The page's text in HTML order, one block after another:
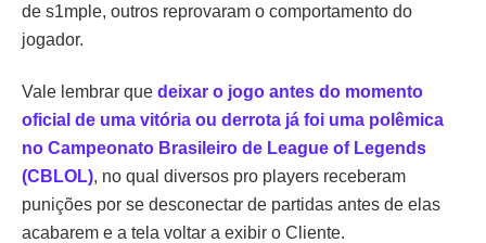
de s1mple, outros reprovaram o comportamento do
jogador.
Vale lembrar que deixar o jogo antes do momento
oficial de uma vitória ou derrota já foi uma polêmica
no Campeonato Brasileiro de League of Legends
(CBLOL), no qual diversos pro players receberam
punições por se desconectar de partidas antes de elas
acabarem e a tela voltar a exibir o Cliente.